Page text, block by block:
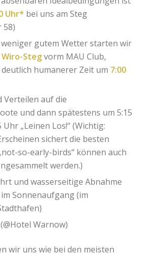
Uhr* bei uns am Steg
58)
gutem Wetter starten wir
Wiro-Stegvorm MAU Club,
humanerer Zeit um 7:00
Verteilen auf die
und dann spätestens um 5:15
Uhr „Leinen Los!“ (Wichtig:
sichert die besten
so-early-birds“ können auch
werden.)
und wasserseitige Abnahme
Sonnenaufgang (im
Warnow)
wir uns wie bei den meisten